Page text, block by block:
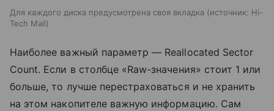
Для каждого диска предусмотрена своя вкладка источник: Hi-
Tech Mail
Наиболее важный параметр — Reallocated Sector
Count. Если в столбце «Raw-значения» стоит 1 или
больше, то лучше перестраховаться и не хранить
на этом накопителе важную информацию. Сам